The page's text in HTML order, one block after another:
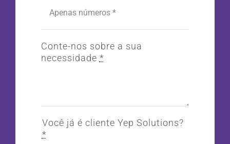
Conte-nos sobre a sua
necessidade *
Você já é cliente Yep Solutions?
*